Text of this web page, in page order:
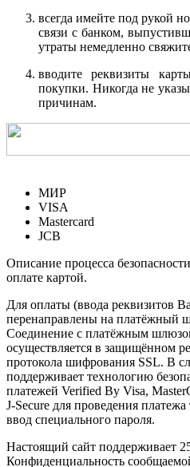
всегда имейте под рукой
связи с банком,
утраты немедленно
вводите реквизиты
покупки. Никогда не
причинам.
МИР
VISA
Mastercard
JCB
Описание процесса
оплате картой.
Для оплаты (ввода реквизитов
перенаправлены на
Соединение с платёжным
осуществляется в защищённом
протокола шифрования SSL. В
поддерживает технологию
платежей Verified By Visa,
J-Secure для проведения
ввод специального пароля.
Настоящий сайт поддерживает
Конфиденциальность